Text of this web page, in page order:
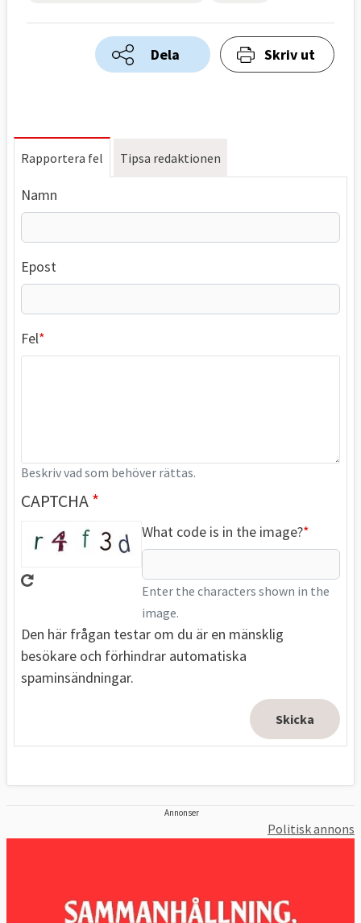
Dela Skriv ut
Rapportera fel Tipsa redaktionen
Namn
Epost
Fel
Beskriv vad som behöver rättas.
CAPTCHA
What code is in the image?
Enter the characters shown in the
image.
Den här frågan testar om du är en mänsklig
besökare och förhindrar automatiska
spaminsändningar.
Annonser
Politisk annons